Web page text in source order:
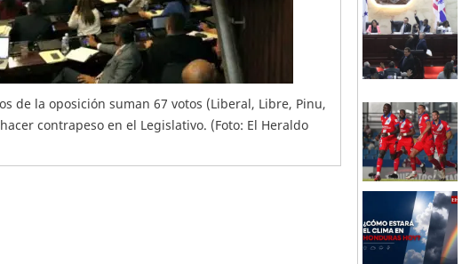
de la oposición suman 67 votos (Liberal, Libre, Pinu,
contrapeso en el Legislativo. (Foto: El Heraldo